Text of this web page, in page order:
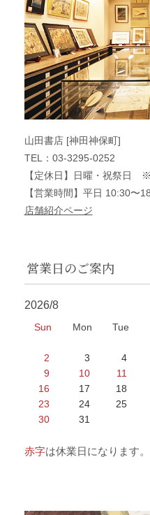
山田書店 [神田神保町]
TEL：03-3295-0252
【定休日】日曜・祝祭日
【営業時間】平日 10:30〜
店舗紹介ページ
営業日のご案内
2026/8
Sun Mon Tue
2
3 4
9
10 11
16
17 18
23
24 25
30
31
赤字は休業日になります。